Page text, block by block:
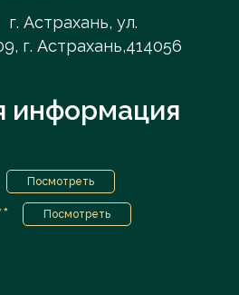
г. Астрахань, ул.
г. Астрахань,414056
информация
Посмотреть
Посмотреть